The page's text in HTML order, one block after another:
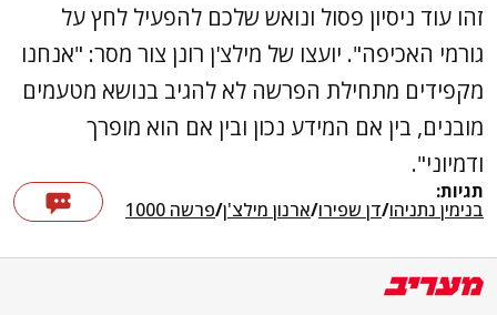
זהו עוד ניסיון פסול ונואש שלכם להפעיל לחץ על
גורמי האכיפה". יועצו של מילצ'ן רונן צור מסר: "אנחנו
מקפידים מתחילת הפרשה לא להגיב בנושא מטעמים
מובנים, בין אם המידע נכון ובין אם הוא מופרך
ודמיוני".
תגיות:
בנימין נתניהו/דן שפירו/ארנון מילצ'ן/פרשה 1000